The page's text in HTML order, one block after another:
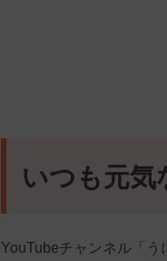
いつも元気
YouTubeチャンネル「